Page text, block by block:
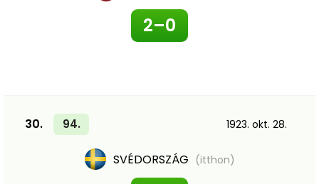
2–0
30. 94. 1923. okt. 28.
SVÉDORSZÁG (itthon)